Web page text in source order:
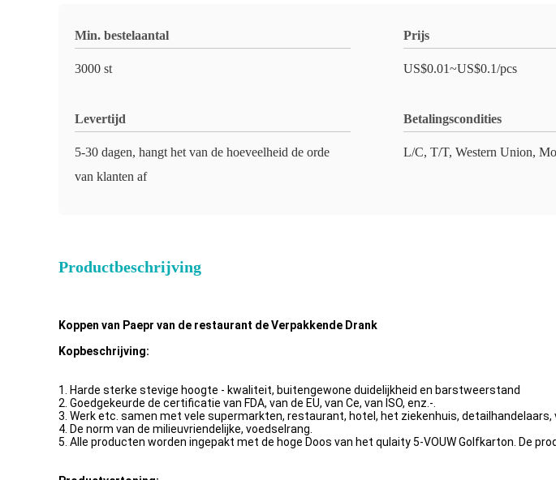
Min. bestelaantal
3000 st
Prijs
US$0.01~US$0.1/pcs
Levertijd
5-30 dagen, hangt het van de hoeveelheid de orde
van klanten af
Betalingscondities
L/C, T/T, Western Union,
Productbeschrijving
Koppen van Paepr van de restaurant de Verpakkende Drank
Kopbeschrijving:
1. Harde sterke stevige hoogte - kwaliteit, buitengewone duidelijkheid en barstweerstand
2. Goedgekeurde de certificatie van FDA, van de EU, van Ce, van ISO, enz.-.
3. Werk etc. samen met vele supermarkten, restaurant, hotel, het ziekenhuis, detailhandelaars,
4. De norm van de milieuvriendelijke, voedselrang.
5. Alle producten worden ingepakt met de hoge Doos van het qulaity 5-VOUW Golfkarton. De